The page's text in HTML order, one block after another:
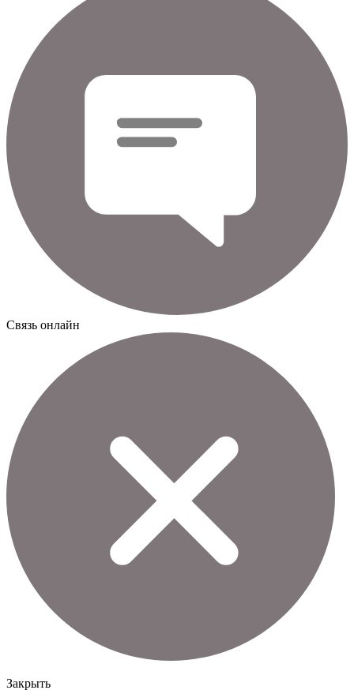
Cвязь онлайн
Закрыть